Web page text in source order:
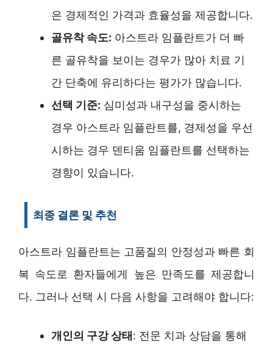
은 경제적인 가격과 효율성을 제공합니다.
골유착 속도: 아스트라 임플란트가 더 빠
른 골유착을 보이는 경우가 많아 치료 기
간 단축에 유리하다는 평가가 많습니다.
선택 기준: 심미성과 내구성을 중시하는
경우 아스트라 임플란트를, 경제성을 우선
시하는 경우 덴티움 임플란트를 선택하는
경향이 있습니다.
최종 결론 및 추천
아스트라 임플란트는 고품질의 안정성과 빠른 회
복 속도로 환자들에게 높은 만족도를 제공합니
다. 그러나 선택 시 다음 사항을 고려해야 합니다:
개인의 구강 상태 : 전문 치과 상담을 통해